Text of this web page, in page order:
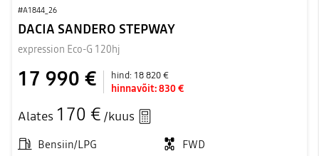
#A1844_26
DACIA SANDERO STEPWAY
expression Eco-G 120hj
17 990 € hind: 18 820 €
hinnavõit:830 €
Alates 170 € /kuus
Bensiin/LPG
FWD